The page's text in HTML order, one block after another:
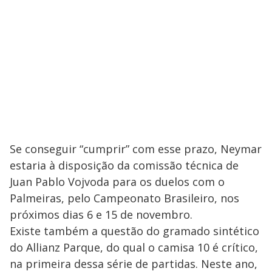
Se conseguir “cumprir” com esse prazo, Neymar
estaria à disposição da comissão técnica de
Juan Pablo Vojvoda para os duelos com o
Palmeiras, pelo Campeonato Brasileiro, nos
próximos dias 6 e 15 de novembro.
Existe também a questão do gramado sintético
do Allianz Parque, do qual o camisa 10 é crítico,
na primeira dessa série de partidas. Neste ano,